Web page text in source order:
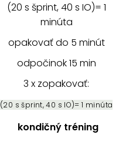
(20 s šprint, 40 s IO)= 1
minúta
opakovať do 5 minút
odpočinok 15 min
3 x zopakovať:
(20 s šprint, 40 s IO)= 1 minúta
kondičný tréning